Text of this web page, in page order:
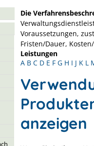
Die
Voraussetzungen,
Fristen/Dauer,
Leistungen
A B C D E F G H I J K L
anzeigen